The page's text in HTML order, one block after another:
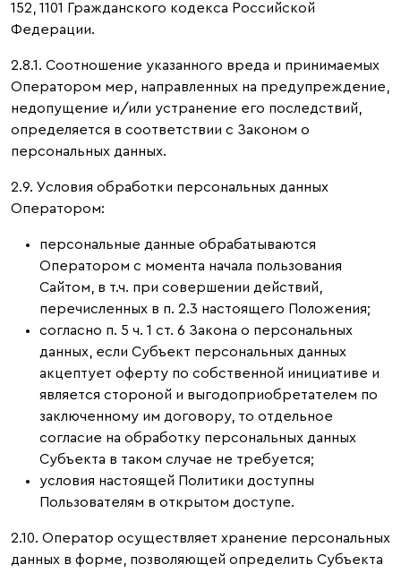
152, 1101 Гражданского кодекса Российской
Федерации.
2.8.1. Соотношение указанного вреда и принимаемых
Оператором мер, направленных на предупреждение,
недопущение и/или устранение его последствий,
определяется в соответствии с Законом о
персональных данных.
2.9. Условия обработки персональных данных
Оператором:
персональные данные обрабатываются
Оператором с момента начала пользования
Сайтом, в т.ч. при совершении действий,
перечисленных в п. 2.3 настоящего Положения;
согласно п. 5 ч. 1 ст. 6 Закона о персональных
данных, если Субъект персональных данных
акцептует оферту по собственной инициативе и
является стороной и выгодоприобретателем по
заключенному им договору, то отдельное
согласие на обработку персональных данных
Субъекта в таком случае не требуется;
условия настоящей Политики доступны
Пользователям в открытом доступе.
2.10. Оператор осуществляет хранение персональных
данных в форме, позволяющей определить Субъекта